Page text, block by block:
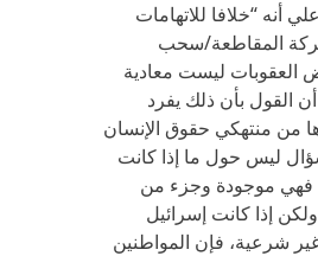
أنه “خلافا للاتهامات
المتكررة، فإن حركة‪ ‬المقاطعة/سحب
الاستثمارات/فرض العقوبات‪ ‬ليست معادية
القول بأن ذلك يفرد
من منتهكي حقوق الإنسان
ليس حول ما إذا كانت
فهي موجودة وجزء من
إذا كانت إسرائيل
شرعية، فإن المواطنين